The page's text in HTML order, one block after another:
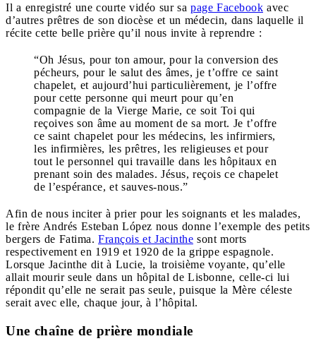
Il a enregistré une courte vidéo sur sa page Facebook avec
d’autres prêtres de son diocèse et un médecin, dans laquelle il
récite cette belle prière qu’il nous invite à reprendre :
“Oh Jésus, pour ton amour, pour la conversion des
pécheurs, pour le salut des âmes, je t’offre ce saint
chapelet, et aujourd’hui particulièrement, je l’offre
pour cette personne qui meurt pour qu’en
compagnie de la Vierge Marie, ce soit Toi qui
reçoives son âme au moment de sa mort. Je t’offre
ce saint chapelet pour les médecins, les infirmiers,
les infirmières, les prêtres, les religieuses et pour
tout le personnel qui travaille dans les hôpitaux en
prenant soin des malades. Jésus, reçois ce chapelet
de l’espérance, et sauves-nous.”
Afin de nous inciter à prier pour les soignants et les malades,
le frère Andrés Esteban López nous donne l’exemple des petits
bergers de Fatima. François et Jacinthe sont morts
respectivement en 1919 et 1920 de la grippe espagnole.
Lorsque Jacinthe dit à Lucie, la troisième voyante, qu’elle
allait mourir seule dans un hôpital de Lisbonne, celle-ci lui
répondit qu’elle ne serait pas seule, puisque la Mère céleste
serait avec elle, chaque jour, à l’hôpital.
Une chaîne de prière mondiale